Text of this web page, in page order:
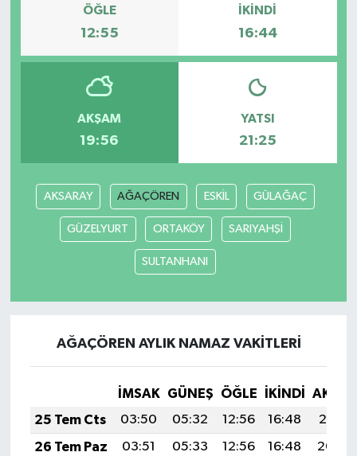
ÖĞLE
12:55
İKINDI
16:44
AKŞAM
19:56
YATSI
21:25
AKSARAY AĞAÇÖREN ESKİL GÜLAĞAÇ
GÜZELYURT ORTAKÖY SARIYAHŞİ
SULTANHANI
AĞAÇÖREN AYLIK NAMAZ VAKITLERI
İMSAK GÜNEŞ ÖĞLE İKINDI
25 Tem Cts
03:50 05:32 12:56 16:48
20:10
26 Tem Paz
03:51 05:33 12:56 16:48
20:09